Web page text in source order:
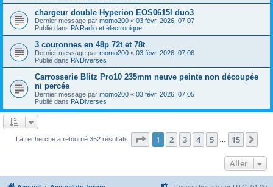
chargeur double Hyperion EOS0615I duo3
Dernier message par momo200 « 03 févr. 2026, 07:07
Publié dans PA Radio et électronique
3 couronnes en 48p 72t et 78t
Dernier message par momo200 « 03 févr. 2026, 07:06
Publié dans PA Diverses
Carrosserie Blitz Pro10 235mm neuve peinte non découpée
ni percée
Dernier message par momo200 « 03 févr. 2026, 07:05
Publié dans PA Diverses
La recherche a retourné 362 résultats Page 1sur15
1 2 3 4 5 15
Aller